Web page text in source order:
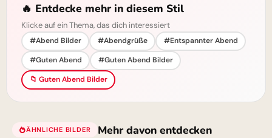
🔥 Entdecke mehr in diesem Stil
Klicke auf ein Thema, das dich interessiert
#Abend Bilder #Abendgrüße
#Entspannter Abend
#Guten Abend
#Guten Abend Bilder
📁 Guten Abend Bilder
ÄHNLICHE BILDER Mehr davon entdecken